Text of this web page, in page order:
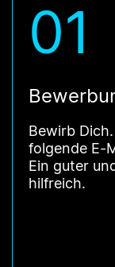
01
Bewirb
folgende E-
Ein guter
hilfreich.